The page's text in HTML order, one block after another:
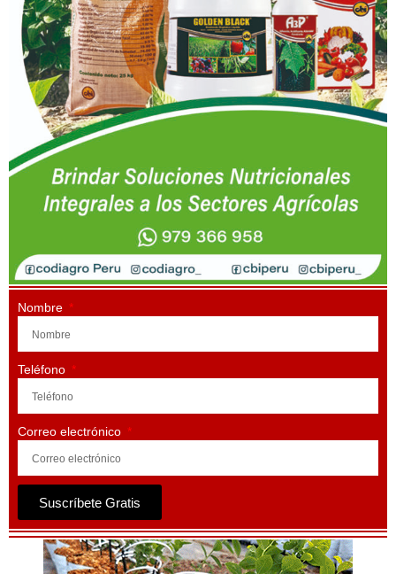
Nombre
Teléfono
Correo electrónico
Suscríbete Gratis